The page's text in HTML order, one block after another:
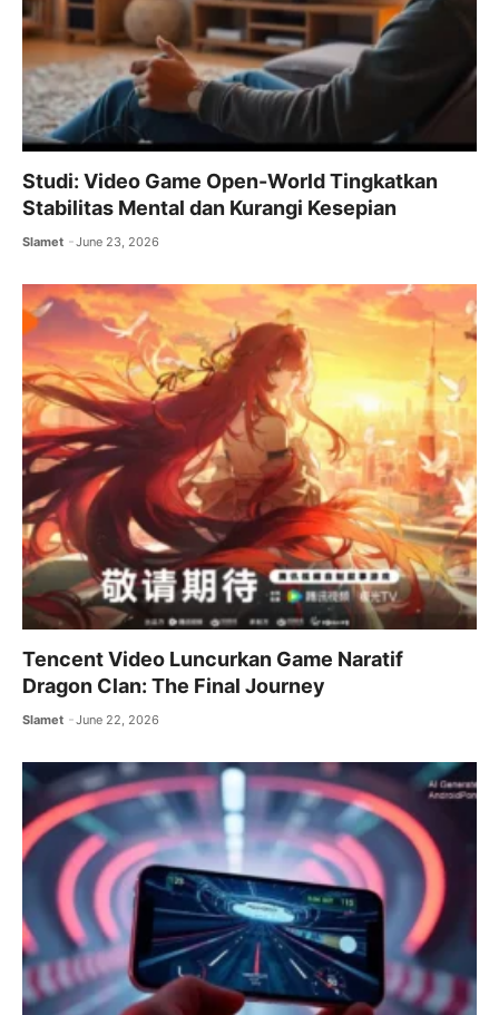
Studi: Video Game Open-World Tingkatkan
Stabilitas Mental dan Kurangi Kesepian
Slamet June 23, 2026
Tencent Video Luncurkan Game Naratif
Dragon Clan: The Final Journey
Slamet June 22, 2026